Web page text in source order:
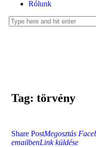
Rólunk
Tag: törvény
Share PostMegosztás
emailbenLink küldése